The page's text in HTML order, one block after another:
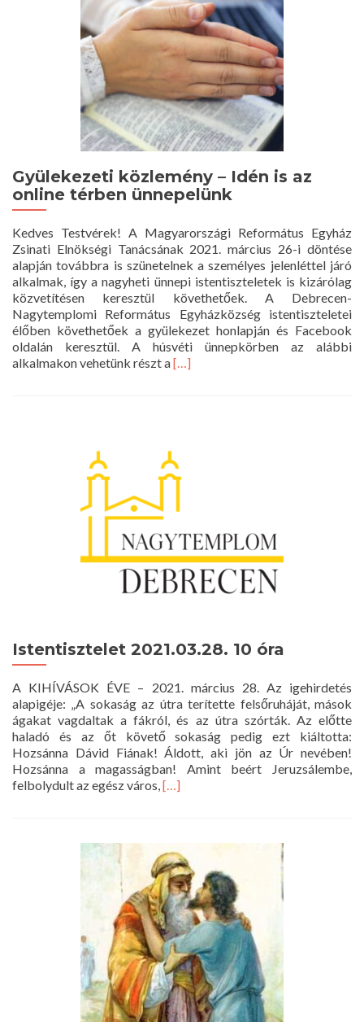
Gyülekezeti közlemény – Idén is az
online térben ünnepelünk
Kedves Testvérek! A Magyarországi Református Egyház
Zsinati Elnökségi Tanácsának 2021. március 26-i döntése
alapján továbbra is szünetelnek a személyes jelenléttel járó
alkalmak, így a nagyheti ünnepi istentiszteletek is kizárólag
közvetítésen keresztül követhetőek. A Debrecen-
Nagytemplomi Református Egyházközség istentiszteletei
élőben követhetőek a gyülekezet honlapján és Facebook
oldalán keresztül. A húsvéti ünnepkörben az alábbi
alkalmakon vehetünk részt aRead
Idén
is
online
ünnepelünk
[…]
Istentisztelet 2021.03.28. 10 óra
A KIHÍVÁSOK ÉVE – 2021. március 28. Az igehirdetés
alapigéje: „A sokaság az útra terítette felsőruháját, mások
ágakat vagdaltak a fákról, és az útra szórták. Az előtte
haladó és az őt követő sokaság pedig ezt kiáltotta:
Hozsánna Dávid Fiának! Áldott, aki jön az Úr nevében!
Hozsánna a magasságban! Amint beért Jeruzsálembe,
felbolydult az egész város,Read
2021.03.28.
10
óra
[…]